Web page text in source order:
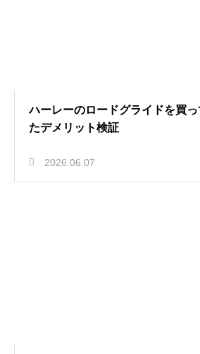
ハーレーのロードグライドを買
たデメリット検証
2026.06.07